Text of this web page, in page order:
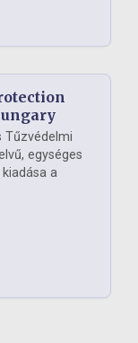
Tűzvédelmi
egységes
a